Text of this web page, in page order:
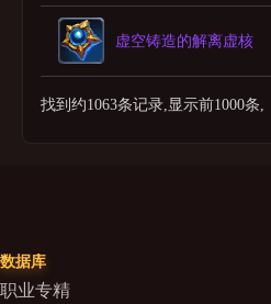
虚空铸造的解离虚核
找到约1063条记录,显示前1000条,
数据库
职业专精